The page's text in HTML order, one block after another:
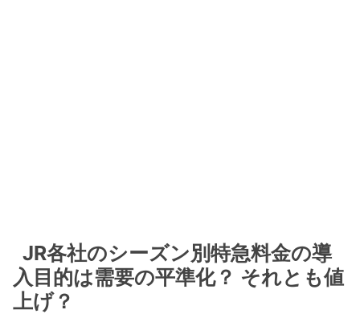
JR各社のシーズン別特急料金の導
入目的は需要の平準化？ それとも値
上げ？